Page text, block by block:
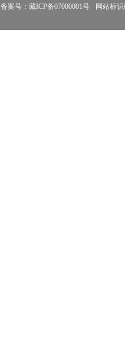
备案号：藏ICP备07000001号 网站标识